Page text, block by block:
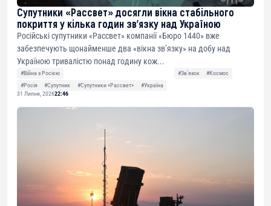
Супутники «Рассвет» досягли вікна стабільного
покриття у кілька годин зв’язку над Україною
Російські супутники «Рассвет» компанії «Бюро 1440» вже
забезпечують щонайменше два «вікна зв’язку» на добу над
Україною тривалістю понад годину кож...
#Війна з Росією #Звʼязок
#Космос
#Росія
#Супутник #Супутники «Рассвет»
#Україна
31 Липня, 202622:46